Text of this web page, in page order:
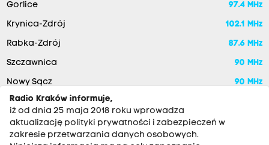
Gorlice 97.4 MHz
Krynica-Zdrój 102.1 MHz
Rabka-Zdrój 87.6 MHz
Szczawnica 90 MHz
Nowy Sącz
90 MHz
Radio Kraków informuje,
iż od dnia 25 maja 2018 roku wprowadza
aktualizację polityki prywatności i zabezpieczeń w
zakresie przetwarzania danych osobowych.